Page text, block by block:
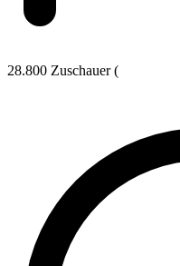
28.800 Zuschauer (